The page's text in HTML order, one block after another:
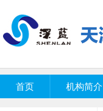
首页 机构简介